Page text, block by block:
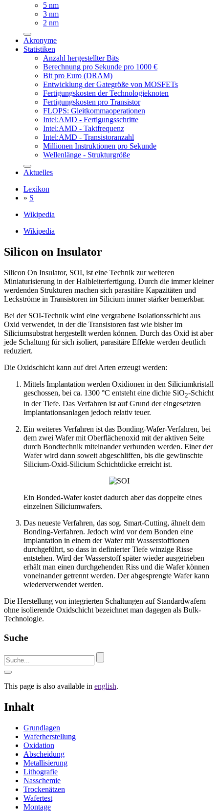
5 nm
3 nm
2 nm
Akronyme
Statistiken
Anzahl hergestellter Bits
Berechnung pro Sekunde pro 1000 €
Bit pro Euro (DRAM)
Entwicklung der Gategröße von MOSFETs
Fertigungskosten der Technologieknoten
Fertigungskosten pro Transistor
FLOPS: Gleitkommaoperationen
Intel:AMD - Fertigungsschritte
Intel:AMD - Taktfrequenz
Intel:AMD - Transistoranzahl
Millionen Instruktionen pro Sekunde
Wellenlänge - Strukturgröße
Aktuelles
Lexikon
» S
Wikipedia
Wikipedia
Silicon on Insulator
Silicon On Insulator, SOI, ist eine Technik zur weiteren
Miniaturisierung in der Halbleiterfertigung. Durch die immer kleiner
werdenden Strukturen machen sich parasitäre Kapazitäten und
Leckströme in Transistoren im Silicium immer stärker bemerkbar.
Bei der SOI-Technik wird eine vergrabene Isolationsschicht aus
Oxid verwendet, in der die Transistoren fast wie bisher im
Siliciumsubstrat hergestellt werden können. Durch das Oxid ist aber
jede Schaltung für sich isoliert, parasitäre Effekte werden deutlich
reduziert.
Die Oxidschicht kann auf drei Arten erzeugt werden:
Mittels Implantation werden Oxidionen in den Siliciumkristall
geschossen, bei ca. 1300 °C entsteht eine dichte SiO2-Schicht
in der Tiefe. Das Verfahren ist auf Grund der eingesetzten
Implantationsanlagen jedoch relativ teuer.
Ein weiteres Verfahren ist das Bonding-Wafer-Verfahren, bei
dem zwei Wafer mit Oberflächenoxid mit der aktiven Seite
durch Bondtechnik miteinander verbunden werden. Einer der
Wafer wird dann soweit abgeschliffen, bis die gewünschte
Silicium-Oxid-Silicium Schichtdicke erreicht ist.
Ein Bonded-Wafer kostet dadurch aber das doppelte eines
einzelnen Siliciumwafers.
Das neueste Verfahren, das sog. Smart-Cutting, ähnelt dem
Bonding-Verfahren. Jedoch wird vor dem Bonden eine
Implantation in einem der Wafer mit Wasserstoffionen
durchgeführt, so dass in definierter Tiefe winzige Risse
entstehen. Wird der Wasserstoff später wieder ausgetrieben
erhält man einen durchgehenden Riss und die Wafer können
voneinander getrennt werden. Der abgesprengte Wafer kann
wiederverwendet werden.
Die Herstellung von integrierten Schaltungen auf Standardwafern
ohne isolierende Oxidschicht bezeichnet man dagegen als Bulk-
Technologie.
Suche
This page is also available in english.
Inhalt
Grundlagen
Waferherstellung
Oxidation
Abscheidung
Metallisierung
Lithografie
Nasschemie
Trockenätzen
Wafertest
Montage